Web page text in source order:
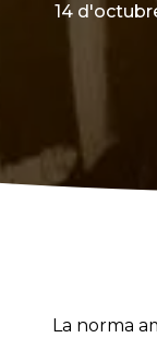
14
La norma